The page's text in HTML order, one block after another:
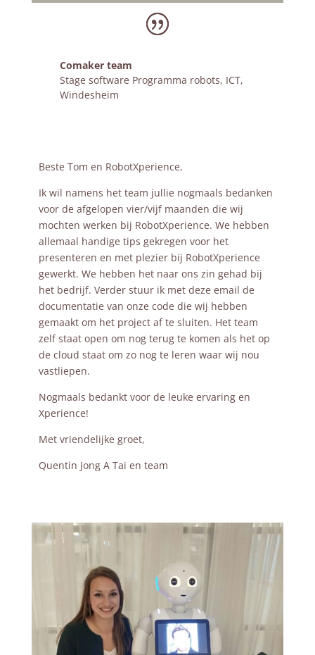
Comaker team
Stage software Programma robots, ICT,
Windesheim
Beste Tom en RobotXperience,
Ik wil namens het team jullie nogmaals bedanken
voor de afgelopen vier/vijf maanden die wij
mochten werken bij RobotXperience. We hebben
allemaal handige tips gekregen voor het
presenteren en met plezier bij RobotXperience
gewerkt. We hebben het naar ons zin gehad bij
het bedrijf. Verder stuur ik met deze email de
documentatie van onze code die wij hebben
gemaakt om het project af te sluiten. Het team
zelf staat open om nog terug te komen als het op
de cloud staat om zo nog te leren waar wij nou
vastliepen.
Nogmaals bedankt voor de leuke ervaring en
Xperience!
Met vriendelijke groet,
Quentin Jong A Tai en team